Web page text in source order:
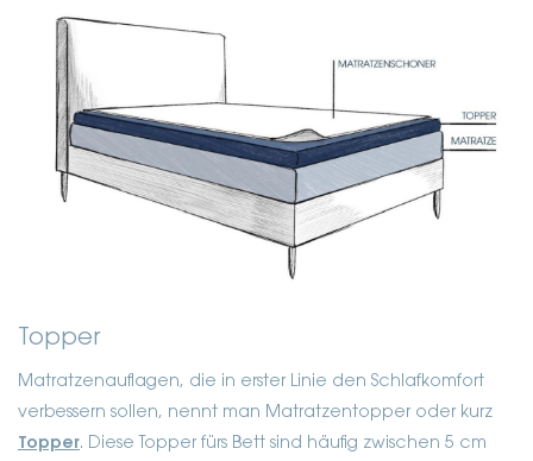
Topper
Matratzenauflagen, die in erster Linie den Schlafkomfort
verbessern sollen, nennt man Matratzentopper oder kurz
Topper. Diese Topper fürs Bett sind häufig zwischen 5 cm